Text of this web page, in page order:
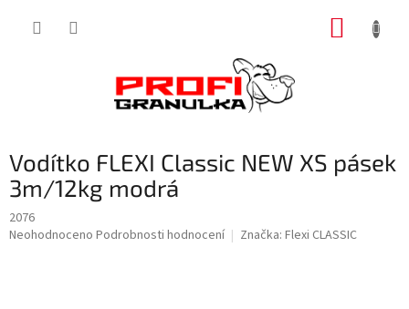
Vodítko FLEXI Classic NEW XS pásek
3m/12kg modrá
2076
Průměrné
Neohodnoceno Podrobnosti hodnocení Značka: Flexi CLASSIC